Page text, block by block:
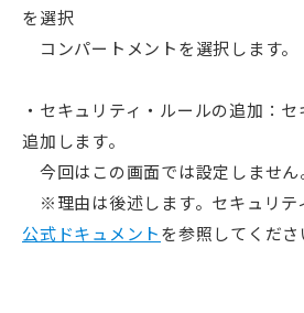
を選択
コンパートメントを選択します。
・セキュリティ・ルールの追加：
追加します。
今回はこの画面では設定しません
※理由は後述します。セキュリテ
公式ドキュメントを参照してくださ